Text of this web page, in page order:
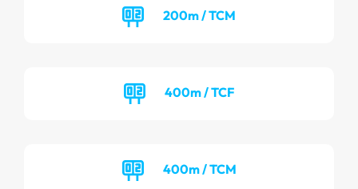
200m / TCM
400m / TCF
400m / TCM